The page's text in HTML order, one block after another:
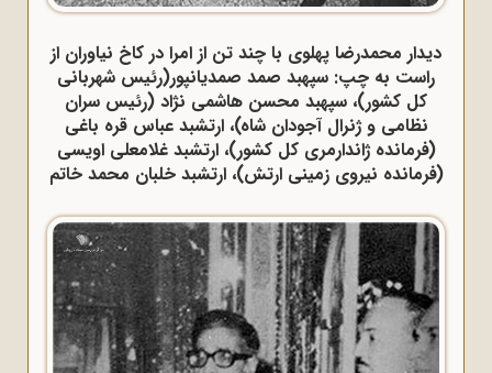
دیدار محمدرضا پهلوی با چند تن از امرا در کاخ نیاوران از
راست به چپ: سپهبد صمد صمدیانپور(رئیس شهربانی
کل کشور)، سپهبد محسن هاشمی نژاد (رئیس سران
نظامی و ژنرال آجودان شاه)، ارتشبد عباس قره باغی
(فرمانده ژاندارمری کل کشور)، ارتشبد غلامعلی اویسی
(فرمانده نیروی زمینی ارتش)، ارتشبد خلبان محمد خاتم